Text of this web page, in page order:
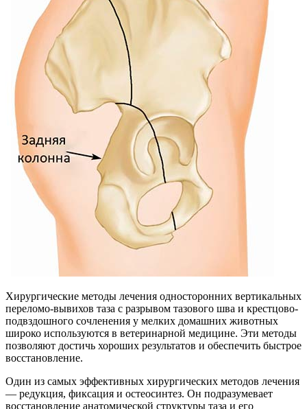
Хирургические методы лечения односторонних вертикальных
переломо-вывихов таза с разрывом тазового шва и крестцово-
подвздошного сочленения у мелких домашних животных
широко используются в ветеринарной медицине. Эти методы
позволяют достичь хороших результатов и обеспечить быстрое
восстановление.
Один из самых эффективных хирургических методов лечения
— редукция, фиксация и остеосинтез. Он подразумевает
восстановление анатомической структуры таза и его